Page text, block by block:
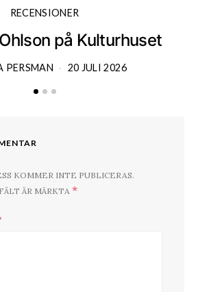
RECENSIONER
på Kulturhuset
PERSMAN 20 JULI 2026
KOMMER INTE PUBLICERAS.
ÄR MÄRKTA *